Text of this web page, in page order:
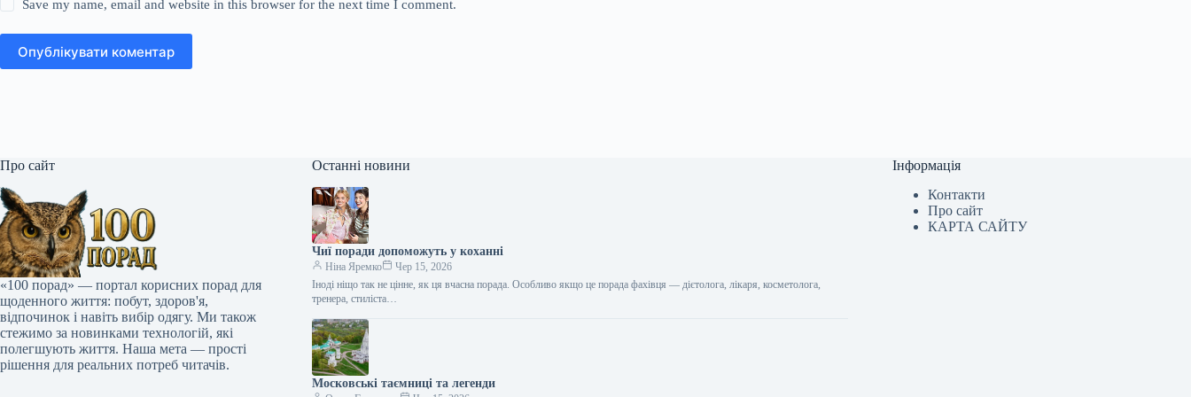
Save my name, email and website in this browser for the next time I comment.
Опублікувати коментар
Про сайт
«100 порад» — портал корисних порад для
щоденного життя: побут, здоров'я,
відпочинок і навіть вибір одягу. Ми також
стежимо за новинками технологій, які
полегшують життя. Наша мета — прості
рішення для реальних потреб читачів.
Останні новини
Чиї поради допоможуть у коханні
Ніна Яремко
Чер 15, 2026
Іноді ніщо так не цінне, як ця вчасна порада. Особливо якщо це порада фахівця — дієтолога, лікаря, косметолога,
тренера, стиліста…
Московські таємниці та легенди
Інформація
Контакти
Про сайт
КАРТА САЙТУ